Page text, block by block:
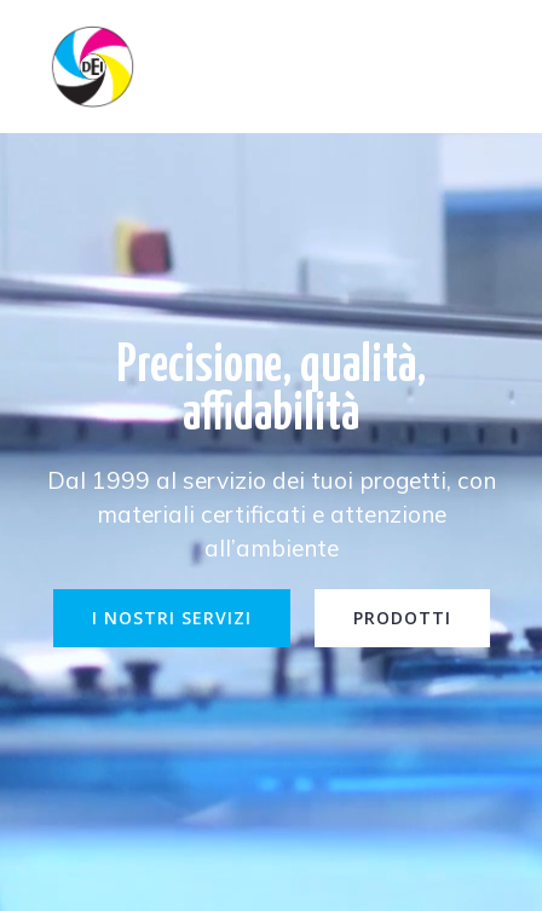
Precisione, qualità,
affidabilità
Dal 1999 al servizio dei tuoi progetti, con
materiali certificati e attenzione
all’ambiente
I NOSTRI SERVIZI PRODOTTI